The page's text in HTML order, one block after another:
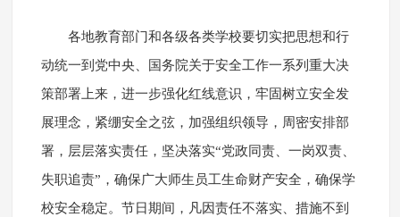
各地教育部门和各级各类学校要切实把思想和行
动统一到党中央、国务院关于安全工作一系列重大决
策部署上来，进一步强化红线意识，牢固树立安全发
展理念，紧绷安全之弦，加强组织领导，周密安排部
署，层层落实责任，坚决落实“党政同责、一岗双责、
失职追责”，确保广大师生员工生命财产安全，确保学
校安全稳定。节日期间，凡因责任不落实、措施不到